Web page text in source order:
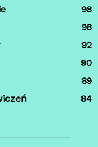
98
98
92
90
89
84